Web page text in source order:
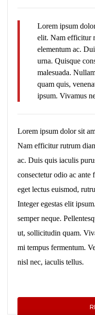
Lorem ipsum
elit. Nam efficitur
elementum ac.
urna. Quisque
malesuada.
quam quis,
ipsum. Vivamus
Lorem ipsum dolor sit
Nam efficitur rutrum
ac. Duis quis iaculis
consectetur odio ac ante
eget lectus euismod,
Integer egestas elit
semper neque.
ut, sollicitudin quam.
mi tempus fermentum.
nisl nec, iaculis tellus.